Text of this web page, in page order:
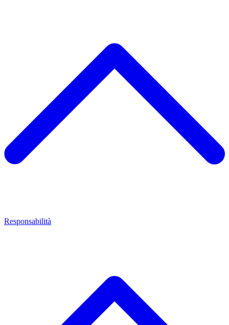
Responsabilità